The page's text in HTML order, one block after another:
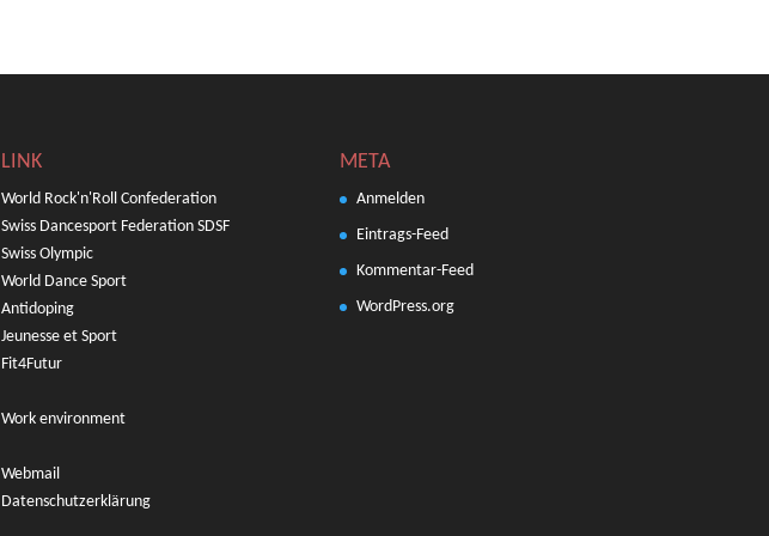
LINK
World Rock'n'Roll Confederation
Swiss Dancesport Federation SDSF
Swiss Olympic
World Dance Sport
Antidoping
Jeunesse et Sport
Fit4Futur
Work environment
Webmail
Datenschutzerklärung
META
Anmelden
Eintrags-Feed
Kommentar-Feed
WordPress.org